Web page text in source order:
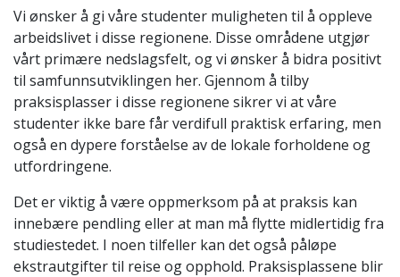
Vi ønsker å gi våre studenter muligheten til å oppleve
arbeidslivet i disse regionene. Disse områdene utgjør
vårt primære nedslagsfelt, og vi ønsker å bidra positivt
til samfunnsutviklingen her. Gjennom å tilby
praksisplasser i disse regionene sikrer vi at våre
studenter ikke bare får verdifull praktisk erfaring, men
også en dypere forståelse av de lokale forholdene og
utfordringene.
Det er viktig å være oppmerksom på at praksis kan
innebære pendling eller at man må flytte midlertidig fra
studiestedet. I noen tilfeller kan det også påløpe
ekstrautgifter til reise og opphold. Praksisplassene blir